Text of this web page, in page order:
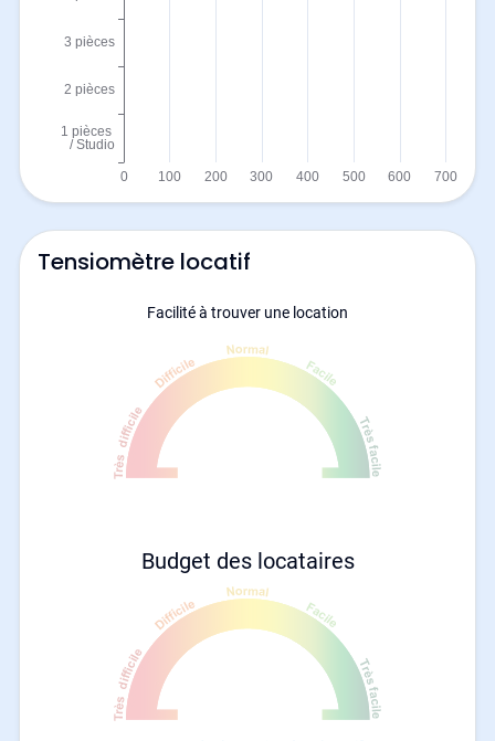
Tensiomètre locatif
Facilité à trouver une location
Budget des locataires